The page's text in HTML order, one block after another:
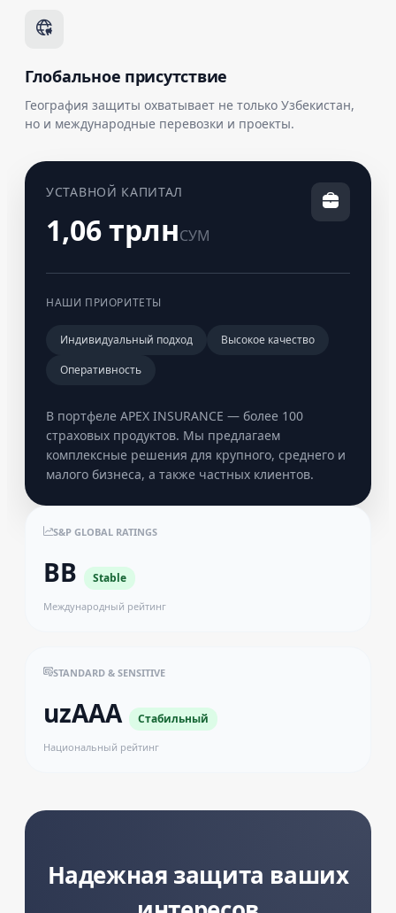
Глобальное присутствие
География защиты охватывает не только Узбекистан,
но и международные перевозки и проекты.
УСТАВНОЙ КАПИТАЛ
1,06 трлнСУМ
НАШИ ПРИОРИТЕТЫ
Индивидуальный подход
Высокое качество
Оперативность
В портфеле APEX INSURANCE — более 100
страховых продуктов. Мы предлагаем
комплексные решения для крупного, среднего и
малого бизнеса, а также частных клиентов.
S&P GLOBAL RATINGS
BB Stable
Международный рейтинг
STANDARD & SENSITIVE
uzAAA Стабильный
Национальный рейтинг
Надежная защита ваших